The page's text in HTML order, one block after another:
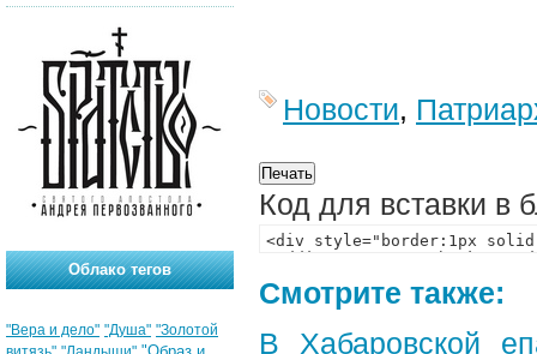
Новости,
Код для вставки в
Смотрите также:
В Хабаровской
Облако тегов
"Вера и дело" "Душа" "Золотой